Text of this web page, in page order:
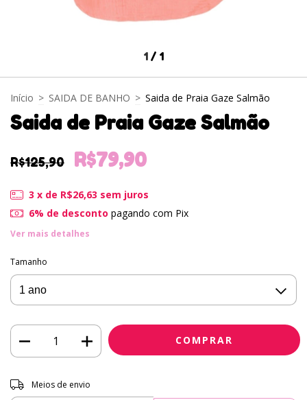
1 / 1
Início > SAIDA DE BANHO > Saida de Praia Gaze Salmão
Saida de Praia Gaze Salmão
R$125,90 R$79,90
3 x de R$26,63 sem juros
6% de desconto pagando com Pix
Ver mais detalhes
Tamanho
Entregas para o CEP:
Meios de envio